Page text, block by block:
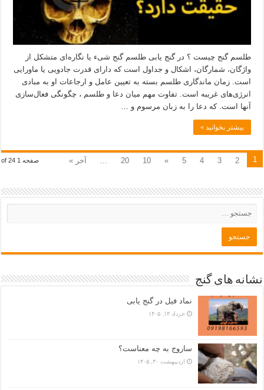
طلسم گنج چیست ؟ در گنج یابی طلسم گنج شیء یا نگاره‌ای متشکل از
واژگان، شمارگان، اشکال و جداول است که دارای قدرت جادویی یا ماورایی
است. زمان ماندگاری طلسم بسته به تعیین عامل و ارجاعات او به مبادی
انرژی‌های غریبه است. تفاوت مهم میان دعا و طلسم ، چگونگی فعال‌سازی
آنها است. که دعا را به زبان مرسوم و …
بیشتر بخوانید »
صفحه 1 of 24 1
2
3
4
5
»
10
20 آخر »
نشانه های گنج
نماد فیل در گنج یابی
خرداد ۱۳, ۱۴۰۵
ساروج به چه معناست؟
اردیبهشت ۳۰, ۱۴۰۵